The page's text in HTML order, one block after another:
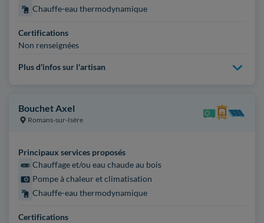
Chauffe-eau thermodynamique
Certifications
Non renseignées
Plus d'infos sur l'artisan
Bouchet Axel
Romans-sur-Isère
Principaux services proposés
Chauffage et/ou eau chaude au bois
Pompe à chaleur et climatisation
Chauffe-eau thermodynamique
Certifications